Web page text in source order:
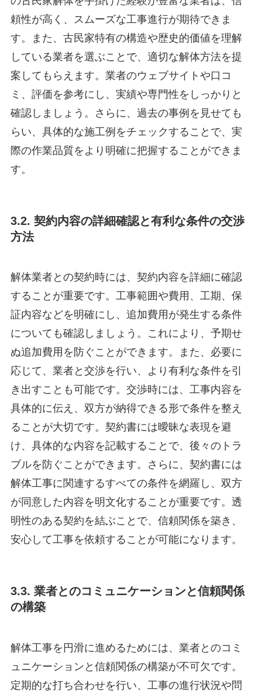
頼性が高く、スムーズな工事進行が期待できま
す。また、古民家特有の構造や歴史的価値を理解
している業者を選ぶことで、適切な解体方法を提
案してもらえます。業者のウェブサイトや口コ
ミ、評価を参考にし、実績や専門性をしっかりと
確認しましょう。さらに、過去の事例を見せても
らい、具体的な施工例をチェックすることで、実
際の作業品質をより明確に把握することができま
す。
3.2. 契約内容の詳細確認と有利な条件の交渉
方法
解体業者との契約時には、契約内容を詳細に確認
することが重要です。工事範囲や費用、工期、保
証内容などを明確にし、追加費用が発生する条件
についても確認しましょう。これにより、予期せ
ぬ追加費用を防ぐことができます。また、必要に
応じて、業者と交渉を行い、より有利な条件を引
き出すことも可能です。交渉時には、工事内容を
具体的に伝え、双方が納得できる形で条件を整え
ることが大切です。契約書には曖昧な表現を避
け、具体的な内容を記載することで、後々のトラ
ブルを防ぐことができます。さらに、契約書には
解体工事に関連するすべての条件を網羅し、双方
が同意した内容を明文化することが重要です。透
明性のある契約を結ぶことで、信頼関係を築き、
安心して工事を依頼することが可能になります。
3.3. 業者とのコミュニケーションと信頼関係
の構築
解体工事を円滑に進めるためには、業者とのコミ
ュニケーションと信頼関係の構築が不可欠です。
定期的な打ち合わせを行い、工事の進行状況や問